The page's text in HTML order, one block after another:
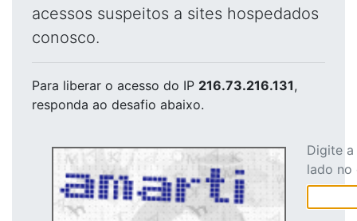
acessos suspeitos a sites hospedados
conosco.
Para liberar o acesso do IP 216.73.216.131,
responda ao desafio abaixo.
Digite
lado no